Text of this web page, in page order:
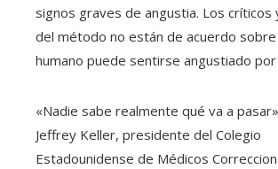
signos graves de angustia. Los críticos
del método no están de acuerdo
humano puede sentirse angustiado
«Nadie sabe realmente qué va a
Jeffrey Keller, presidente del Colegio
Estadounidense de Médicos